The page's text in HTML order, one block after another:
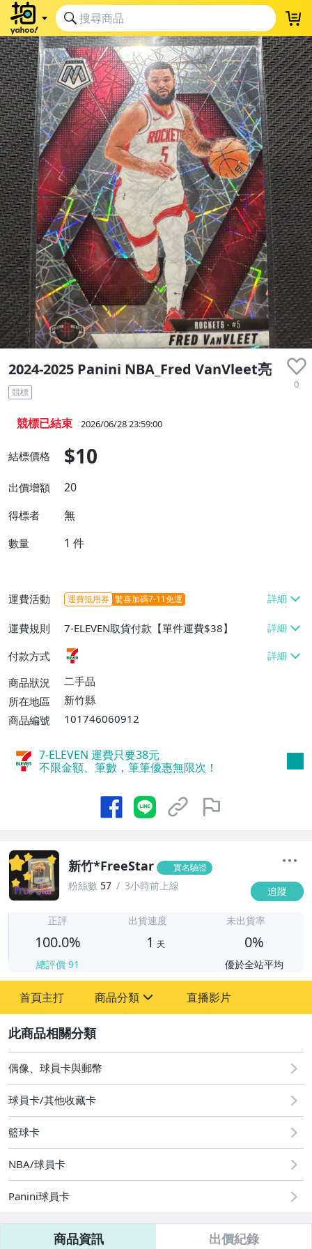
2024-2025 Panini NBA_Fred VanVleet亮
0
競標
競標已結束 2026/06/28 23:59:00
結標價格 $10
出價增額 20
得標者 無
數量 1 件
運費活動 運費抵用券 驚喜加碼7-11免運
運費規則
7-ELEVEN取貨付款【單件運費$38】
付款方式
商品狀況
二手品
所在地區
新竹縣
商品編號
101746060912
7-ELEVEN 運費只要38元
不限金額、筆數，筆筆優惠無限次！
新竹*FreeStar 實名驗證
粉絲數 57 3小時前上線 追蹤
正評
100.0%
總評價 91
出貨速度
1 天
未出貨率
0%
優於全站平均
首頁主打 商品分類
玩具、模型與公仔
偶像、球員卡與郵幣
直播影片
偶像、球員卡與郵幣
球員卡/其他收藏卡
籃球卡
NBA/球員卡
Panini球員卡
商品資訊 出價紀錄